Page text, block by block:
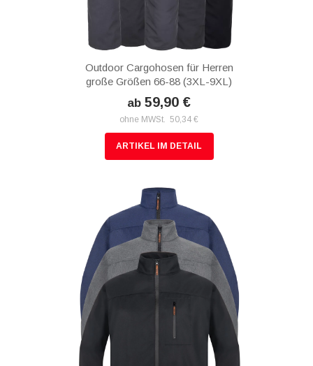
Outdoor Cargohosen für Herren
große Größen 66-88 (3XL-9XL)
ab 59,90 €
ohne MWSt. 50,34 €
ARTIKEL IM DETAIL